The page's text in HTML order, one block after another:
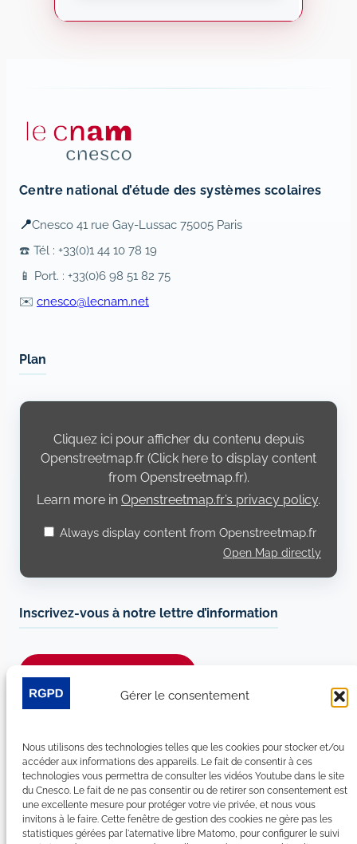
Gérer le consentement
Nous utilisons des technologies telles que les cookies pour stocker et/ou
accéder aux informations des appareils. Le fait de consentir à ces
technologies vous permettra de consulter les vidéos Youtube dans le site
du Cnesco. Le fait de ne pas consentir ou de retirer son consentement est
une excellente mesure pour protéger votre vie privée, et nous vous
invitons à le faire. Cette fenêtre de gestion des cookies ne gère pas les
statistiques gérées par l'aternative libre Matomo, pour configurer le suivi
Centre national d’étude des systèmes scolaires
📍Cnesco 41 rue Gay-Lussac 75005 Paris
☎️ Tél : +33(0)1 44 10 78 19
📱 Port. : +33(0)6 98 51 82 75
✉️ cnesco@lecnam.net
Plan
Display
Openstreetmap.fr
Cliquez ici pour afficher du contenu depuis
Openstreetmap.fr (Click here to display content
from Openstreetmap.fr).
Learn more in Openstreetmap.fr’s privacy policy.
Always display content from Openstreetmap.fr
Open Map directly
Inscrivez-vous à notre lettre d’information
LinkedIn
YouTube
Facebook
Bluesky